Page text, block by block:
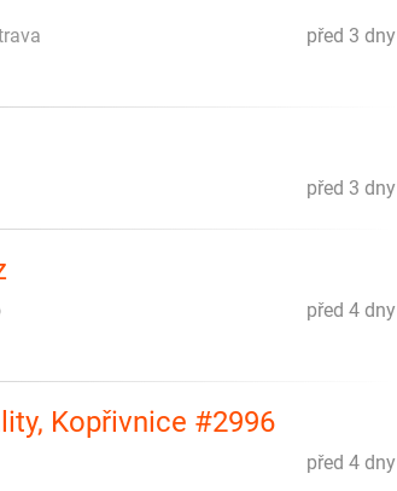
před 3 dny
před 3 dny
před 4 dny
Kopřivnice #2996
před 4 dny